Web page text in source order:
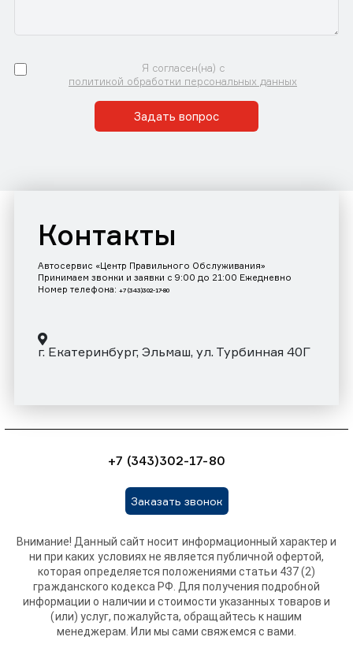
Я согласен(на) с
политикой обработки персональных данных
Задать вопрос
Контакты
Автосервис «Центр Правильного Обслуживания»
Принимаем звонки и заявки с 9:00 до 21:00 Ежедневно
Номер телефона: +7 (343)302-17-80
г. Екатеринбург, Эльмаш, ул. Турбинная 40Г
+7 (343)302-17-80
Заказать звонок
Внимание! Данный сайт носит информационный характер и
ни при каких условиях не является публичной офертой,
которая определяется положениями статьи 437 (2)
гражданского кодекса РФ. Для получения подробной
информации о наличии и стоимости указанных товаров и
(или) услуг, пожалуйста, обращайтесь к нашим
менеджерам. Или мы сами свяжемся с вами.